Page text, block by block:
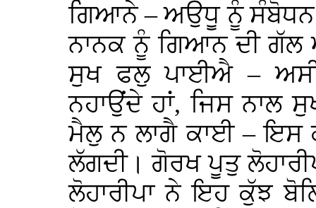
ਗਿਆਨੇ – ਅਉਧੂ ਨੂੰ ਸੰਬੋਧਨ
ਨਾਨਕ ਨੂੰ ਗਿਆਨ ਦੀ ਗੱਲ
ਸੁਖ ਫਲੁ ਪਾਈਐ – ਅਸੀਂ
ਨਹਾਉਂਦੇ ਹਾਂ, ਜਿਸ ਨਾਲ
ਮੈਲੁ ਨ ਲਾਗੈ ਕਾਈ – ਇਸ
ਲੱਗਦੀ। ਗੋਰਖ ਪੂਤੁ
ਲੋਹਾਰੀਪਾ ਨੇ ਇਹ ਕੁੱਝ